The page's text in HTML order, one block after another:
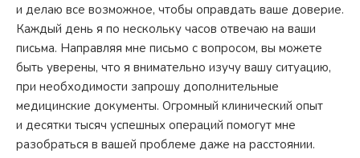
и делаю все возможное, чтобы оправдать ваше доверие.
Каждый день я по нескольку часов отвечаю на ваши
письма. Направляя мне письмо с вопросом, вы можете
быть уверены, что я внимательно изучу вашу ситуацию,
при необходимости запрошу дополнительные
медицинские документы. Огромный клинический опыт
и десятки тысяч успешных операций помогут мне
разобраться в вашей проблеме даже на расстоянии.